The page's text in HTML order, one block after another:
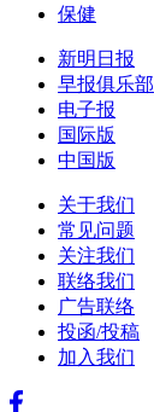
保健
新明日报
早报俱乐部
电子报
国际版
中国版
关于我们
常见问题
关注我们
联络我们
广告联络
投函/投稿
加入我们